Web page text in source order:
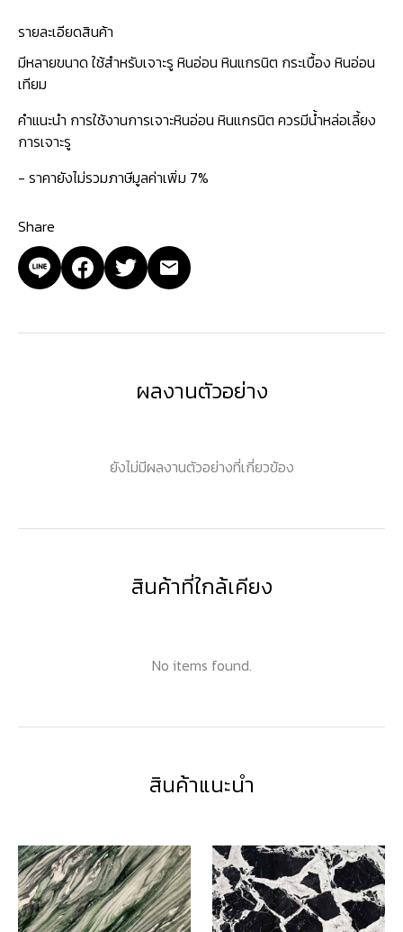
รายละเอียดสินค้า
มีหลายขนาด ใช้สำหรับเจาะรู หินอ่อน หินแกรนิต กระเบื้อง หินอ่อน
เทียม
คำแนะนำ การใช้งานการเจาะหินอ่อน หินแกรนิต ควรมีน้ำหล่อเลี้ยง
การเจาะรู
- ราคายังไม่รวมภาษีมูลค่าเพิ่ม 7%
Share
ผลงานตัวอย่าง
ยังไม่มีผลงานตัวอย่างที่เกี่ยวข้อง
สินค้าที่ใกล้เคียง
No items found.
สินค้าแนะนำ